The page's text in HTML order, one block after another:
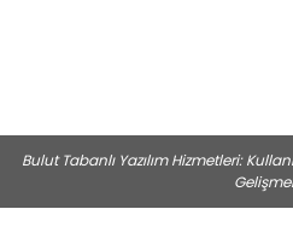
Bulut Tabanlı Yazılım Hizmetleri: